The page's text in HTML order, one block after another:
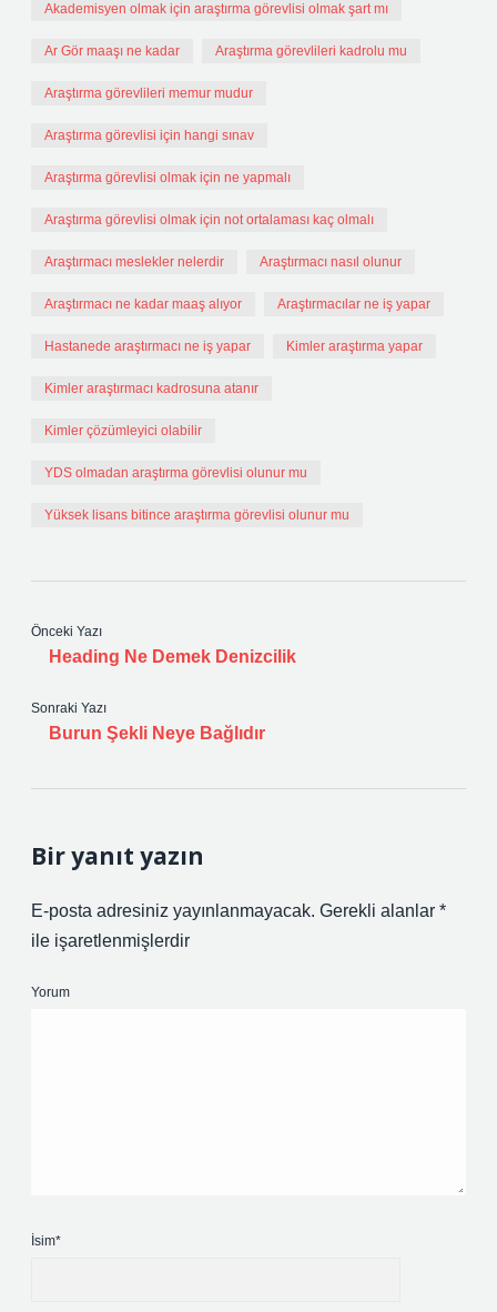
Akademisyen olmak için araştırma görevlisi olmak şart mı
Ar Gör maaşı ne kadar Araştırma görevlileri kadrolu mu
Araştırma görevlileri memur mudur
Araştırma görevlisi için hangi sınav
Araştırma görevlisi olmak için ne yapmalı
Araştırma görevlisi olmak için not ortalaması kaç olmalı
Araştırmacı meslekler nelerdir Araştırmacı nasıl olunur
Araştırmacı ne kadar maaş alıyor Araştırmacılar ne iş yapar
Hastanede araştırmacı ne iş yapar Kimler araştırma yapar
Kimler araştırmacı kadrosuna atanır
Kimler çözümleyici olabilir
YDS olmadan araştırma görevlisi olunur mu
Yüksek lisans bitince araştırma görevlisi olunur mu
Önceki Yazı
Heading Ne Demek Denizcilik
Sonraki Yazı
Burun Şekli Neye Bağlıdır
Bir yanıt yazın
E-posta adresiniz yayınlanmayacak. Gerekli alanlar *
ile işaretlenmişlerdir
Yorum
İsim*